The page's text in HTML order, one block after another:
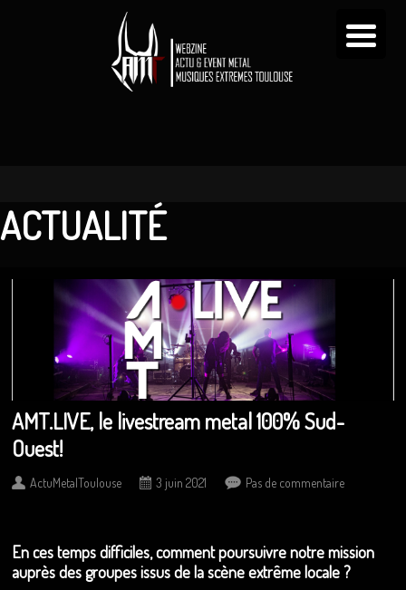
ACTUALITÉ
AMT.LIVE, le livestream metal 100% Sud-
Ouest!
ActuMetalToulouse 3 juin 2021 Pas de commentaire
En ces temps difficiles, comment poursuivre notre mission
auprès des groupes issus de la scène extrême locale ?